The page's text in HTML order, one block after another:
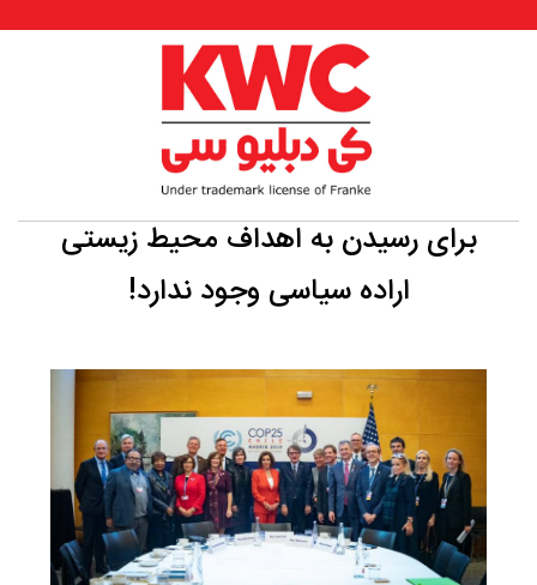
برای رسیدن به اهداف محیط زیستی
اراده سیاسی وجود ندارد!